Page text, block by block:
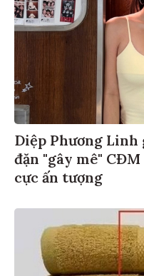
Diệp Phương Linh
đặn "gây mê"
cực ấn tượng